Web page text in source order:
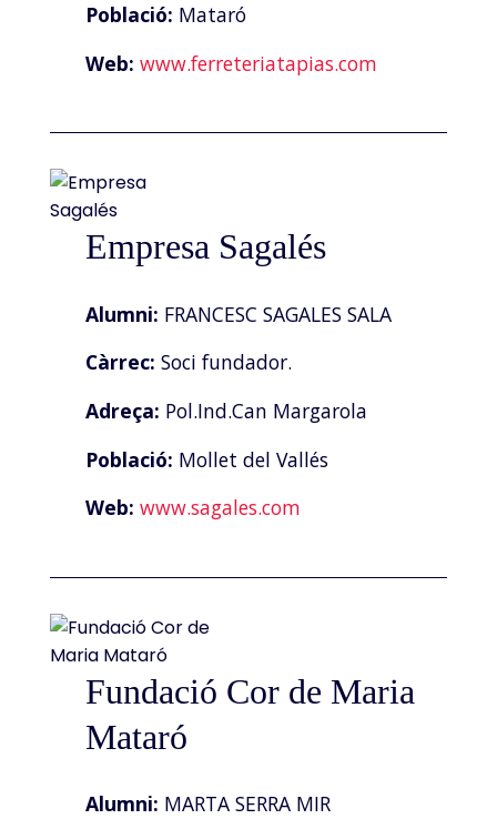
Població: Mataró
Web: www.ferreteriatapias.com
Empresa Sagalés
Alumni: FRANCESC SAGALES SALA
Càrrec: Soci fundador.
Adreça: Pol.Ind.Can Margarola
Població: Mollet del Vallés
Web: www.sagales.com
Fundació Cor de Maria
Mataró
Alumni: MARTA SERRA MIR